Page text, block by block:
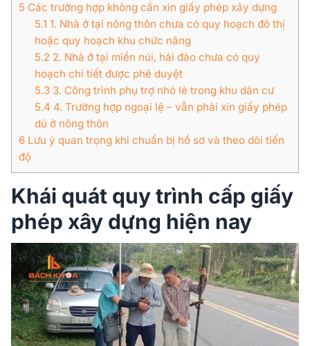
5 Các trường hợp không cần xin giấy phép xây dựng
5.1 1. Nhà ở tại nông thôn chưa có quy hoạch đô thị
hoặc quy hoạch khu chức năng
5.22. Nhà ở tại miền núi, hải đảo chưa có quy
hoạch chi tiết được phê duyệt
5.33. Công trình phụ trợ nhỏ lẻ trong khu dân cư
5.4 4. Trường hợp ngoại lệ – vẫn phải xin giấy phép
dù ở nông thôn
6 Lưu ý quan trọng khi chuẩn bị hồ sơ và theo dõi tiến
độ
Khái quát quy trình cấp giấy
phép xây dựng hiện nay